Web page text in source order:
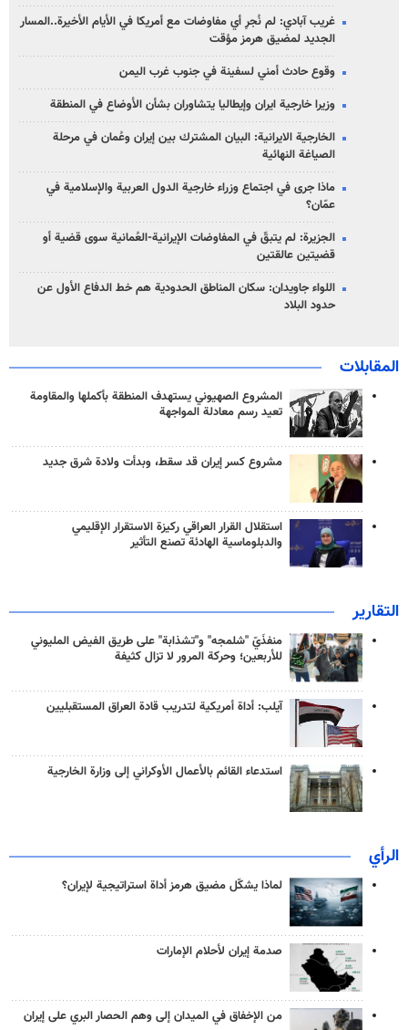
غريب آبادي: لم نُجرِ أي مفاوضات مع أمريكا في الأيام الأخيرة..المسار
الجديد لمضيق هرمز مؤقت
وقوع حادث أمني لسفينة في جنوب غرب اليمن
وزيرا خارجية ايران وإيطاليا يتشاوران بشأن الأوضاع في المنطقة
الخارجية الايرانية: البيان المشترك بين إيران وعُمان في مرحلة
الصياغة النهائية
ماذا جرى في اجتماع وزراء خارجية الدول العربية والإسلامية في
عمّان؟
الجزيرة: لم يتبقّ في المفاوضات الإيرانية-العُمانية سوى قضية أو
قضيتين عالقتين
اللواء جاويدان: سكان المناطق الحدودية هم خط الدفاع الأول عن
حدود البلاد
المقابلات
المشروع الصهيوني يستهدف المنطقة بأكملها والمقاومة
تعيد رسم معادلة المواجهة
مشروع كسر إيران قد سقط، وبدأت ولادة شرق جديد
استقلال القرار العراقي ركيزة الاستقرار الإقليمي
والدبلوماسية الهادئة تصنع التأثير
التقارير
منفذَيّ "شلمجه" و"تشذابة" على طريق الفيض المليوني
للأربعين؛ وحركة المرور لا تزال كثيفة
آيلب: أداة أمريكية لتدريب قادة العراق المستقبليين
استدعاء القائم بالأعمال الأوكراني إلى وزارة الخارجية
الرأي
لماذا يشكّل مضيق هرمز أداة استراتيجية لإيران؟
صدمة إيران لأحلام الإمارات
من الإخفاق في الميدان إلى وهم الحصار البري على إيران